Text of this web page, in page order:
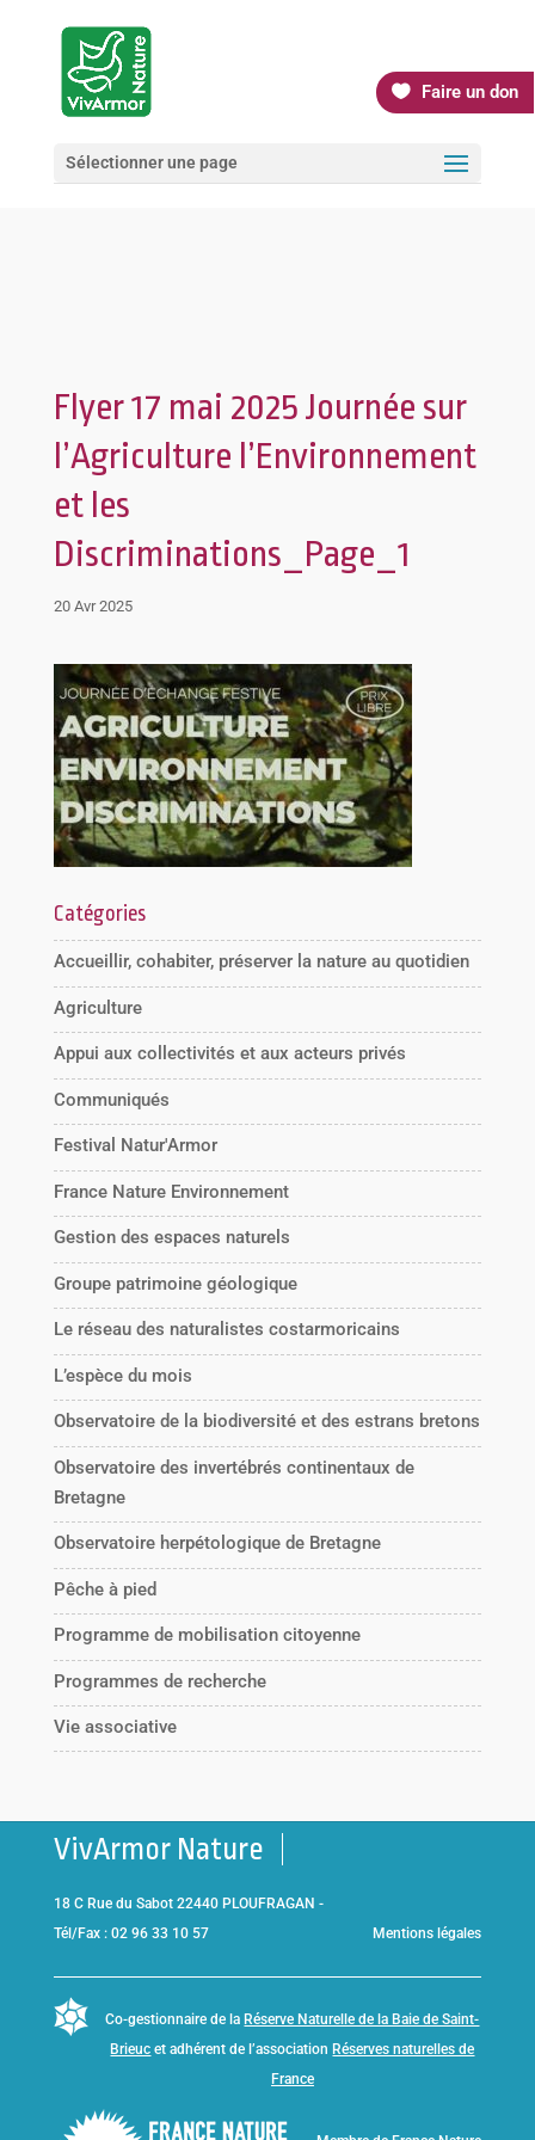
Faire un don
Sélectionner une page
Flyer 17 mai 2025 Journée sur
l’Agriculture l’Environnement
et les
Discriminations_Page_1
20 Avr 2025
Catégories
Accueillir, cohabiter, préserver la nature au quotidien
Agriculture
Appui aux collectivités et aux acteurs privés
Communiqués
Festival Natur'Armor
France Nature Environnement
Gestion des espaces naturels
Groupe patrimoine géologique
Le réseau des naturalistes costarmoricains
L’espèce du mois
Observatoire de la biodiversité et des estrans bretons
Observatoire des invertébrés continentaux de
Bretagne
Observatoire herpétologique de Bretagne
Pêche à pied
Programme de mobilisation citoyenne
Programmes de recherche
Vie associative
VivArmor Nature
18 C Rue du Sabot 22440 PLOUFRAGAN -
Tél/Fax : 02 96 33 10 57
Mentions légales
Co-gestionnaire de la Réserve Naturelle de la Baie de Saint-
Brieuc et adhérent de l’association Réserves naturelles de
France